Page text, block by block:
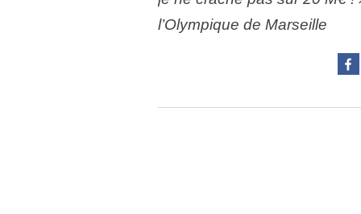
l’Olympique de Marseille